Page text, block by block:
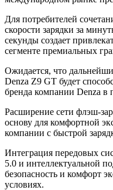
Для потребителей
скорости зарядки за
секунды создает
сегменте премиальных
Ожидается, что
Denza Z9 GT будет
бренда компании Denza в
Расширение сети флэш-
основу для комфортной
компании с быстрой
Интеграция передовых
5.0 и интеллектуальной
безопасность и комфорт
условиях.